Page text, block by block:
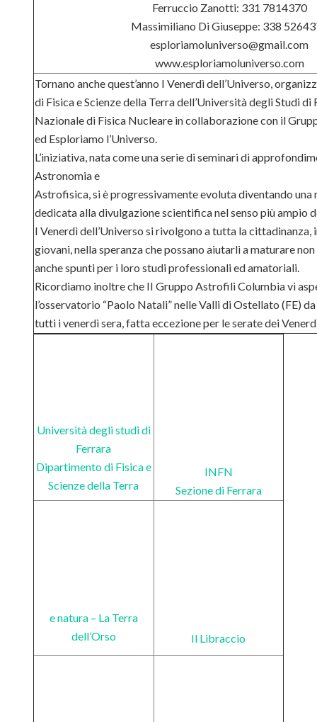
Ferruccio Zanotti: 331 7814370
Massimiliano Di Giuseppe: 338
esploriamoluniverso@gmail.com
www.esploriamoluniverso.com
Tornano anche quest’anno I Venerdì dell’Universo,
di Fisica e Scienze della Terradell’Università degli Studi di
Nazionale di Fisica Nucleare incollaborazione con il
ed Esploriamo l’Universo.
L’iniziativa, nata come una serie di seminari di
Astronomia e
Astrofisica, si è progressivamente evolutadiventando una
dedicata alladivulgazione scientifica nel senso più ampio
I Venerdì dell’Universo si rivolgono a tutta lacittadinanza,
giovani, nellasperanza che possano aiutarli a maturare non
anche spunti per i loro studiprofessionali ed amatoriali.
Ricordiamo inoltre che II Gruppo AstrofiliColumbia vi
l’osservatorio “Paolo Natali” nelle Valli di Ostellato (FE) da
tutti i venerdì sera, fattaeccezione per le serate dei
Università degli studi di
Ferrara
Dipartimento di Fisica e
Scienze della Terra
INFN
Sezione di Ferrara
e natura – La Terra
dell’Orso
Il Libraccio